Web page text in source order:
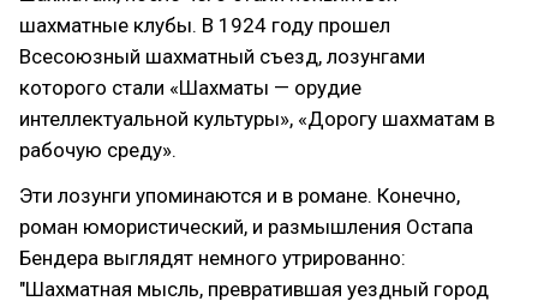
шахматные клубы. В 1924 году прошел
Всесоюзный шахматный съезд, лозунгами
которого стали «Шахматы — орудие
интеллектуальной культуры», «Дорогу шахматам в
рабочую среду».
Эти лозунги упоминаются и в романе. Конечно,
роман юмористический, и размышления Остапа
Бендера выглядят немного утрированно:
"Шахматная мысль, превратившая уездный город